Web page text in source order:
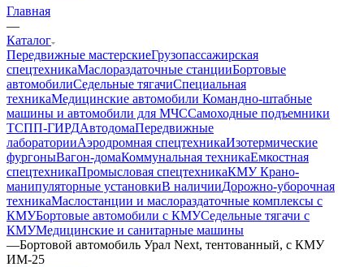
Главная
—
Каталог
Передвижные мастерскиеГрузопассажирская
спецтехникаМаслораздаточные станцииБортовые
автомобилиСедельные тягачиСпециальная
техникаМедицинские автомобили Командно-штабные
машины и автомобили для МЧССамоходные подъемники
ТСПП-ГИРДАвтодомаПередвижные
лабораторииАэродромная спецтехникаИзотермические
фургоныВагон-домаКоммунальная техникаЕмкостная
спецтехникаПромысловая спецтехникаКМУ Крано-
манипуляторные установкиВ наличииДорожно-уборочная
техникаМаслостанции и маслораздаточные комплексы с
КМУБортовые автомобили с КМУСедельные тягачи с
КМУМедицинские и санитарные машины
—Бортовой автомобиль Урал Next, тентованный, с КМУ
ИМ-25